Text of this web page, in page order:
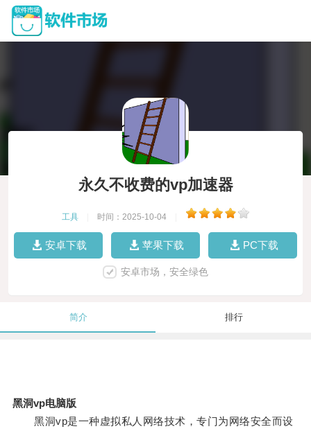
永久不收费的vp加速器
工具 时间：2025-10-04
安卓下载 苹果下载 PC下载
安卓市场，安全绿色
简介 排行
黑洞vp电脑版
黑洞vp是一种虚拟私人网络技术，专门为网络安全而设